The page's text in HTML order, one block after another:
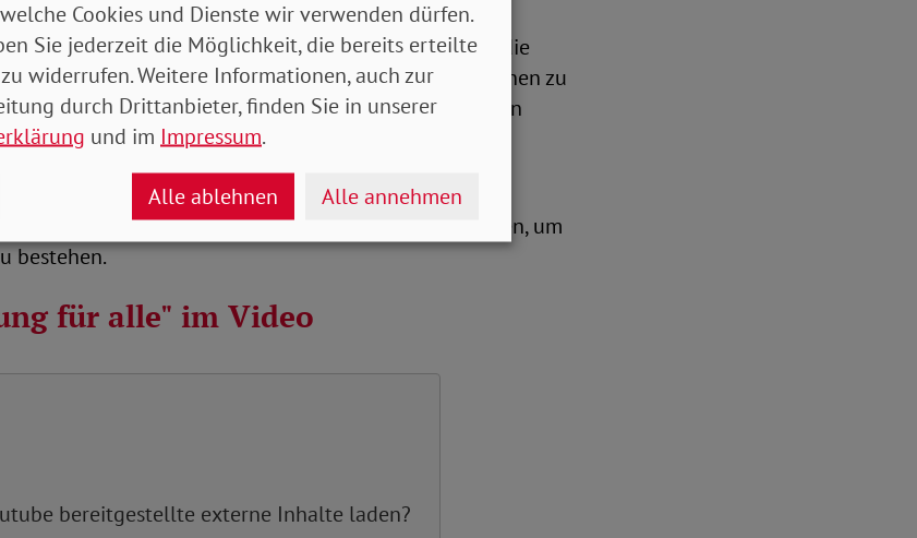
in der Sendung deutlich, ist nicht nur ein Thema für die
verändernden Arbeitswelt werde lebenslanges Lernen zu
so Armin Dötsch. Dies biete auch einen verlässlichen
mit Blick auf die Entwicklung in den USA, dass es
im Laufe des Arbeitslebens mehrfach neu zu erfinden, um
bestehen.
für alle" im Video
bereitgestellte externe Inhalte laden?
Cookies und Dienste wir verwenden dürfen.
Sie jederzeit die Möglichkeit, die bereits erteilte
widerrufen. Weitere Informationen, auch zur
durch Drittanbieter, finden Sie in unserer
und im Impressum.
Alle ablehnen Alle annehmen